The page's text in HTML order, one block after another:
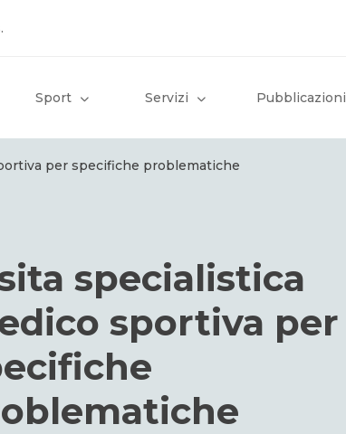
Sport Servizi Pubblicazioni
per specifiche problematiche
specialistica
sportiva per